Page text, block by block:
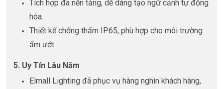
Tích hợp đa nền tảng, dễ dàng tạo ngữ cảnh tự động
hóa.
Thiết kế chống thấm IP65, phù hợp cho môi trường
ẩm ướt.
5. Uy Tín Lâu Năm
Elmall Lighting đã phục vụ hàng nghìn khách hàng,